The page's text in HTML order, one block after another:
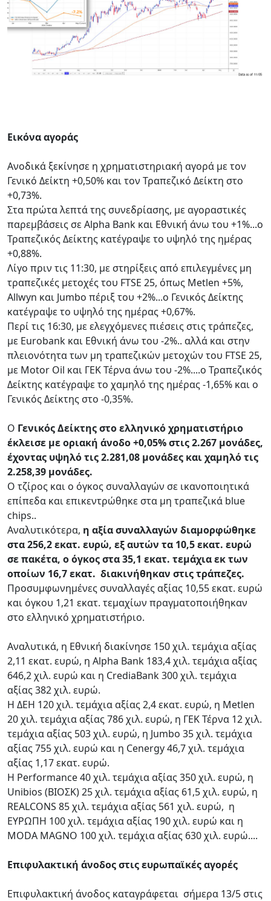
Εικόνα αγοράς
Ανοδικά ξεκίνησε η χρηματιστηριακή αγορά με τον
Γενικό Δείκτη +0,50% και τον Τραπεζικό Δείκτη στο
+0,73%.
Στα πρώτα λεπτά της συνεδρίασης, με αγοραστικές
παρεμβάσεις σε Alpha Bank και Εθνική άνω του +1%...ο
Τραπεζικός Δείκτης κατέγραψε το υψηλό της ημέρας
+0,88%.
Λίγο πριν τις 11:30, με στηρίξεις από επιλεγμένες μη
τραπεζικές μετοχές του FTSE 25, όπως Metlen +5%,
Αllwyn και Jumbo πέριξ του +2%...ο Γενικός Δείκτης
κατέγραψε το υψηλό της ημέρας +0,67%.
Περί τις 16:30, με ελεγχόμενες πιέσεις στις τράπεζες,
με Eurobank και Εθνική άνω του -2%.. αλλά και στην
πλειονότητα των μη τραπεζικών μετοχών του FTSE 25,
με Μotor Oil και ΓΕΚ Τέρνα άνω του -2%....ο Τραπεζικός
Δείκτης κατέγραψε το χαμηλό της ημέρας -1,65% και ο
Γενικός Δείκτης στο -0,35%.
Ο Γενικός Δείκτης στο ελληνικό χρηματιστήριο
έκλεισε με οριακή άνοδο +0,05% στις 2.267 μονάδες,
έχοντας υψηλό τις 2.281,08 μονάδες και χαμηλό τις
2.258,39 μονάδες.
Ο τζίρος και ο όγκος συναλλαγών σε ικανοποιητικά
επίπεδα και επικεντρώθηκε στα μη τραπεζικά blue
chips..
Αναλυτικότερα, η αξία συναλλαγών διαμορφώθηκε
στα 256,2 εκατ. ευρώ, εξ αυτών τα 10,5 εκατ. ευρώ
σε πακέτα, ο όγκος στα 35,1 εκατ. τεμάχια εκ των
οποίων 16,7 εκατ. διακινήθηκαν στις τράπεζες.
Προσυμφωνημένες συναλλαγές αξίας 10,55 εκατ. ευρώ
και όγκου 1,21 εκατ. τεμαχίων πραγματοποιήθηκαν
στο ελληνικό χρηματιστήριο.
Αναλυτικά, η Εθνική διακίνησε 150 χιλ. τεμάχια αξίας
2,11 εκατ. ευρώ, η Alpha Bank 183,4 χιλ. τεμάχια αξίας
646,2 χιλ. ευρώ και η CrediaBank 300 χιλ. τεμάχια
αξίας 382 χιλ. ευρώ.
Η ΔΕΗ 120 χιλ. τεμάχια αξίας 2,4 εκατ. ευρώ, η Metlen
20 χιλ. τεμάχια αξίας 786 χιλ. ευρώ, η ΓΕΚ Τέρνα 12 χιλ.
τεμάχια αξίας 503 χιλ. ευρώ, η Jumbo 35 χιλ. τεμάχια
αξίας 755 χιλ. ευρώ και η Cenergy 46,7 χιλ. τεμάχια
αξίας 1,17 εκατ. ευρώ.
Η Performance 40 χιλ. τεμάχια αξίας 350 χιλ. ευρώ, η
Unibios (ΒΙΟΣΚ) 25 χιλ. τεμάχια αξίας 61,5 χιλ. ευρώ, η
REALCONS 85 χιλ. τεμάχια αξίας 561 χιλ. ευρώ, η
ΕΥΡΩΠΗ 100 χιλ. τεμάχια αξίας 190 χιλ. ευρώ και η
MODA MAGNO 100 χιλ. τεμάχια αξίας 630 χιλ. ευρώ....
Επιφυλακτική άνοδος στις ευρωπαϊκές αγορές
Επιφυλακτική άνοδος καταγράφεται σήμερα 13/5 στις